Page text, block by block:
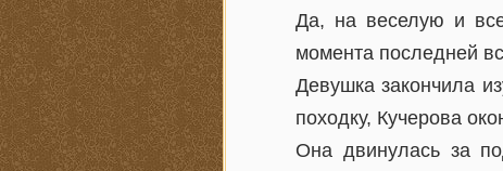
Да, на веселую и
момента последней
Девушка закончила
походку, Кучерова
Она двинулась за